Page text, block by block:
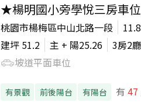
★楊明國小旁學悅三房車位
桃園市楊梅區中山北路一段
建坪 51.2 主 + 陽25.26 3房2
坡道平面車位
有景觀 前後陽台 有陽台 有 47